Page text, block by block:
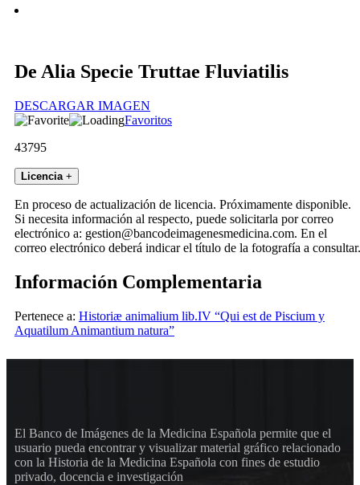
De Alia Specie Truttae Fluviatilis
DESCARGAR IMAGEN
Favoritos
43795
Licencia +
En proceso de actualización de licencia. Próximamente disponible.
Si necesita información al respecto, puede solicitarla por correo
electrónico a: gestion@bancodeimagenesmedicina.com. En el
correo electrónico deberá indicar el título de la fotografía a consultar.
Información Complementaria
Pertenece a: Historiæ animalium lib.IV “Qui est de Piscium y
Aquatilum Animantium natura”
El Banco de Imágenes de la Medicina Española permite que el
usuario pueda encontrar y visualizar material gráfico relacionado
con la Historia de la Medicina Española con fines de estudio
privado, docencia e investigación